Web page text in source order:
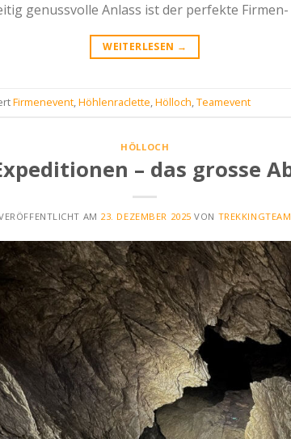
genussvolle Anlass ist der perfekte
WEITERLESEN →
Firmenevent,Höhlenraclette,Hölloch,Teamevent
HÖLLOCH
– das grosse
AM 23. DEZEMBER 2025 VON TREKKINGTEAM